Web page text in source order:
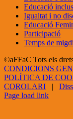
Educació
Igualtat i no
Educació
Participació
Temps de
©aFFaC Tots els
CONDICIONS
POLÍTICA DE
COROLARI |
Facebook
X
YouTube
Page load link